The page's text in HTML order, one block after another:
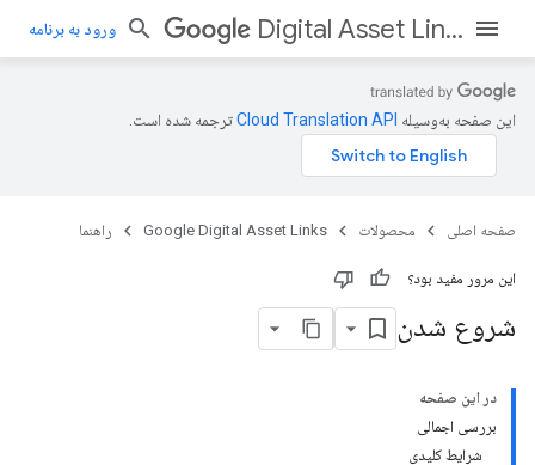
Digital Asset Links ورود به برنامه
این صفحه به‌وسیله ترجمه شده است.
صفحه اصلی محصولات Google Digital Asset Links راهنما
این مرور مفید بود؟
شروع شدن
در این صفحه
بررسی اجمالی
شرایط کلیدی